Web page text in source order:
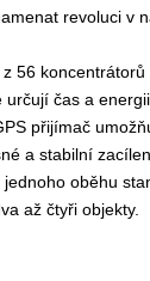
revoluci v
56
čas a
přijímač
a stabilní
oběhu
až čtyři objekty.